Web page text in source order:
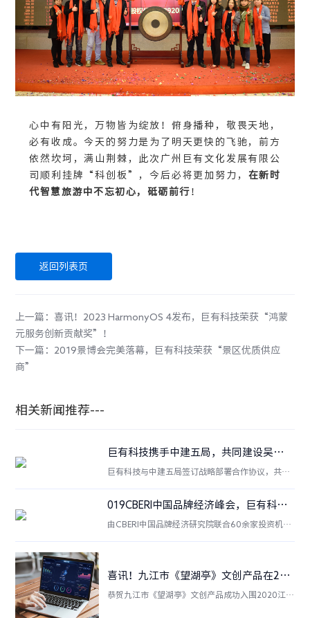
心中有阳光，万物皆为绽放！俯身播种，敬畏天地，
必有收成。今天的努力是为了明天更快的飞驰，前方
依然坎坷，满山荆棘，此次广州巨有文化发展有限公
司顺利挂牌“科创板”，今后必将更加努力， 在新时
代智慧旅游中不忘初心，砥砺前行 ！
返回列表页
上一篇：喜讯！2023 HarmonyOS 4发布，巨有科技荣获“鸿蒙
元服务创新贡献奖”！
下一篇：2019景博会完美落幕，巨有科技荣获“景区优质供应
商”
相关新闻推荐---
巨有科技携手中建五局，共同建设吴城候鸟小镇智慧化二期！
巨有科技与中建五局签订战略部署合作协议，共同
公园）EPC项目，打造生态治理+景观设计的业态，
为公司向生态园林升级迈出重要一步。
019CBERI中国品牌经济峰会，巨有科技荣获“2019最佳行业品牌奖”
由CBERI中国品牌经济研究院联合60余家投资机构
喜讯！九江市《望湖亭》文创产品在2020江西省文化旅游创意产品大赛中荣获“优秀奖”
恭贺九江市《望湖亭》文创产品成功入围2020江西